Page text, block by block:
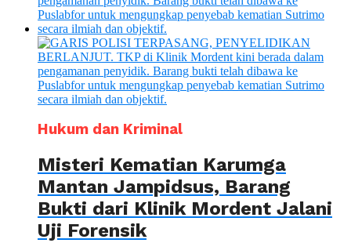
Hukum dan Kriminal
Misteri Kematian Karumga
Mantan Jampidsus, Barang
Bukti dari Klinik Mordent Jalani
Uji Forensik